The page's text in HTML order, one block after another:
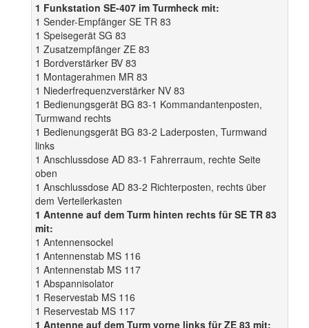
1 Funkstation SE-407 im Turmheck mit:
1 Sender-Empfänger SE TR 83
1 Speisegerät SG 83
1 Zusatzempfänger ZE 83
1 Bordverstärker BV 83
1 Montagerahmen MR 83
1 Niederfrequenzverstärker NV 83
1 Bedienungsgerät BG 83-1 Kommandantenposten,
Turmwand rechts
1 Bedienungsgerät BG 83-2 Laderposten, Turmwand
links
1 Anschlussdose AD 83-1 Fahrerraum, rechte Seite
oben
1 Anschlussdose AD 83-2 Richterposten, rechts über
dem Verteilerkasten
1 Antenne auf dem Turm hinten rechts für SE TR 83
mit:
1 Antennensockel
1 Antennenstab MS 116
1 Antennenstab MS 117
1 Abspannisolator
1 Reservestab MS 116
1 Reservestab MS 117
1 Antenne auf dem Turm vorne links für ZE 83 mit: